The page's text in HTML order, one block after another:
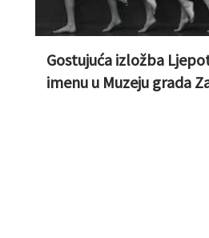
Gostujuća izložba
imenu u Muzeju grada